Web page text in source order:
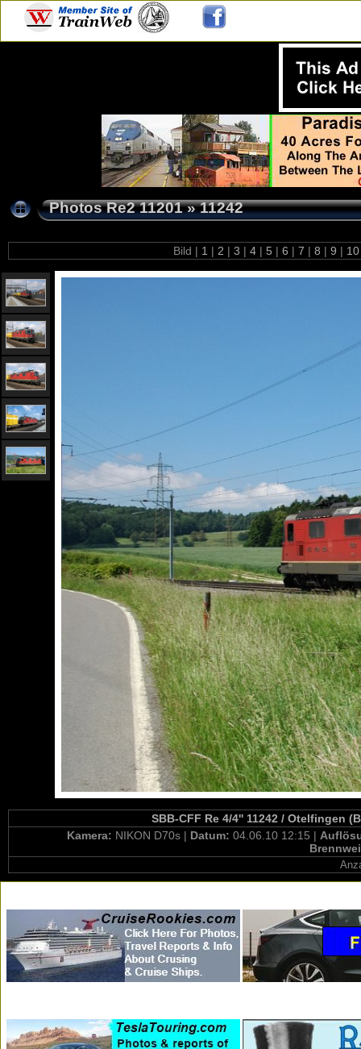
Photos Re2 11201»11242
Bild | 1 | 2 | 3 | 4 | 5 | 6 | 7 | 8 | 9 |
SBB-CFF Re 4/4'' 11242 / Otelfingen
Kamera: NIKON D70s | Datum: 04.06.10 12:15 |